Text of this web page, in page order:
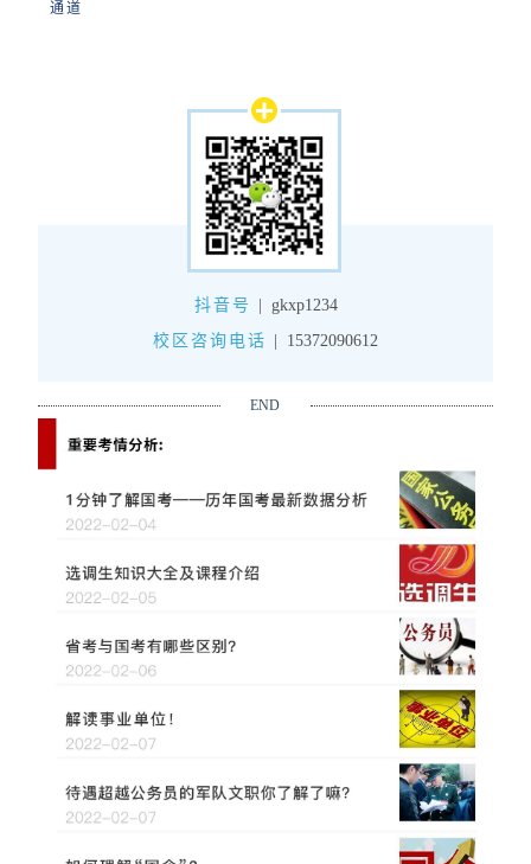
通道
抖音号
gkxp1234
校区咨询电话
15372090612
END